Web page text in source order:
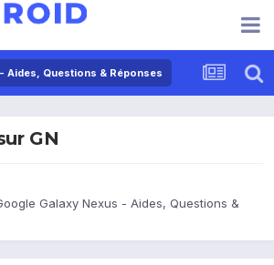
Aides, Questions & Réponses
GN
Galaxy Nexus - Aides, Questions &